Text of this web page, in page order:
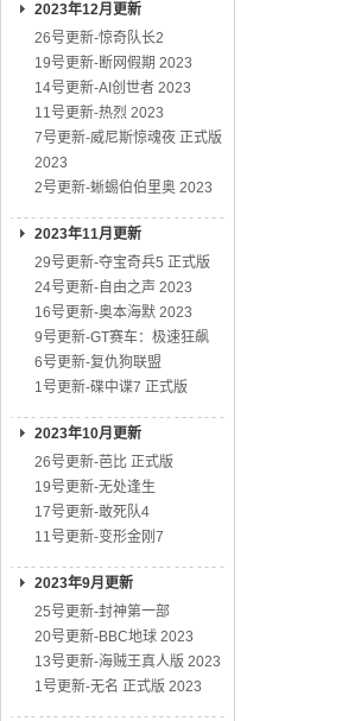
2023年12月更新
26号更新-惊奇队长2
19号更新-断网假期 2023
14号更新-AI创世者 2023
11号更新-热烈 2023
7号更新-威尼斯惊魂夜 正式版
2023
2号更新-蜥蜴伯伯里奥 2023
2023年11月更新
29号更新-夺宝奇兵5 正式版
24号更新-自由之声 2023
16号更新-奥本海默 2023
9号更新-GT赛车：极速狂飙
6号更新-复仇狗联盟
1号更新-碟中谍7 正式版
2023年10月更新
26号更新-芭比 正式版
19号更新-无处逢生
17号更新-敢死队4
11号更新-变形金刚7
2023年9月更新
25号更新-封神第一部
20号更新-BBC地球 2023
13号更新-海贼王真人版 2023
1号更新-无名 正式版 2023